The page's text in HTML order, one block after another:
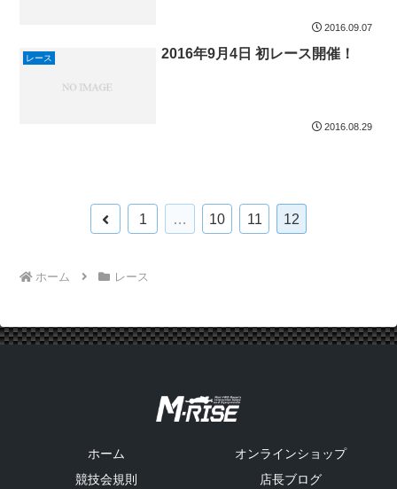
2016.09.07
レース 2016年9月4日 初レース開催！
2016.08.29
前
1 … 10 11 12
ホーム レース
ホーム
オンラインショップ
競技会規則
店長ブログ